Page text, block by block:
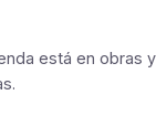
está en obras y